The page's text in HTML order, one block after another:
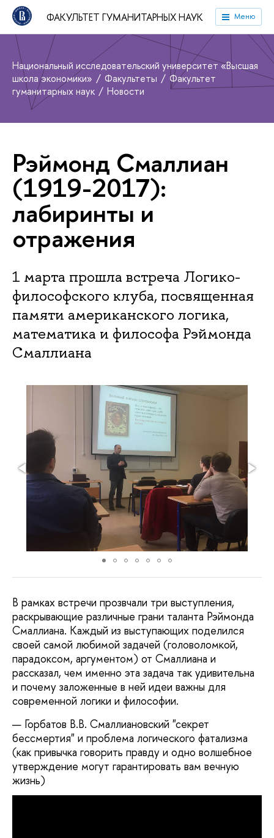
ФАКУЛЬТЕТ ГУМАНИТАРНЫХ НАУК Меню
Национальный исследовательский университет «Высшая
школа экономики»
Факультеты
Факультет
гуманитарных наук
Новости
Рэймонд Смаллиан
(1919-2017):
лабиринты и
отражения
1 марта прошла встреча Логико-
философского клуба, посвященная
памяти американского логика,
математика и философа Рэймонда
Смаллиана
В рамках встречи прозвчали три выступления,
раскрывающие различные грани таланта Рэймонда
Смаллиана. Каждый из выступающих поделился
своей самой любимой задачей (головоломкой,
парадоксом, аргументом) от Смаллиана и
рассказал, чем именно эта задача так удивительна
и почему заложенные в ней идеи важны для
современной логики и философии.
Горбатов В.В. Смаллиановский "секрет
бессмертия" и проблема логического фатализма
(как привычка говорить правду и одно волшебное
утверждение могут гарантировать вам вечную
жизнь)